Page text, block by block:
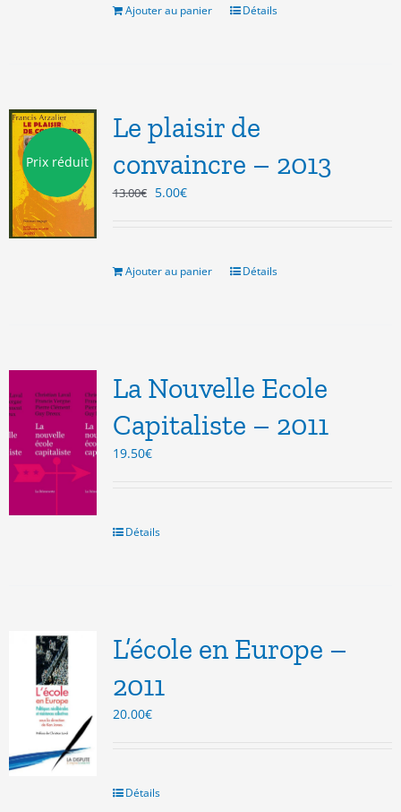
8.00€.3.00€.
Ajouter au panier Détails
Prix réduit
Le plaisir de
convaincre – 2013
13.00€ Le
13.00€.
5.00€Le
5.00€.
Ajouter au panier Détails
La Nouvelle Ecole
Capitaliste – 2011
19.50€
Détails
L’école en Europe –
2011
20.00€
Détails